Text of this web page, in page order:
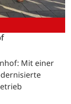
Mit einer